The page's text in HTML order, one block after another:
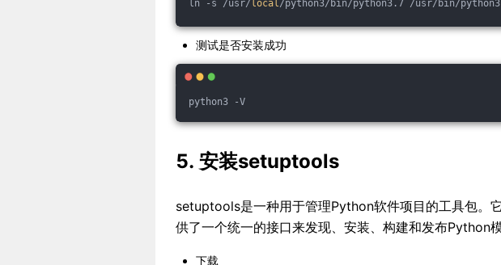
ln -s /usr/ local/python3/bin/python3.7 /usr/bin/python3
测试是否安装成功
python3 -V
5. 安装setuptools
setuptools是一种用于管理Python软件项目的工具包。
供了一个统一的接口来发现、安装、构建和发布Python模
下载